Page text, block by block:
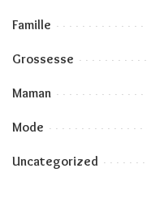
Famille
Grossesse
Maman
Mode
Uncategorized